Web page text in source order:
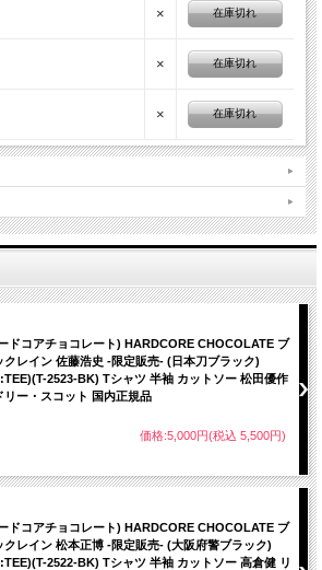
× 在庫切れ
× 在庫切れ
× 在庫切れ
ドコアチョコレート) HARDCORE CHOCOLATE ブ
クレイン 佐藤浩史 -限定販売- (日本刀ブラック)
2523-BK) Tシャツ 半袖 カットソー 松田優作
リー・スコット 国内正規品
価格:5,000円(税込 5,500円)
ドコアチョコレート) HARDCORE CHOCOLATE ブ
クレイン 松本正博 -限定販売- (大阪府警ブラック)
2522-BK) Tシャツ 半袖 カットソー 高倉健 リ